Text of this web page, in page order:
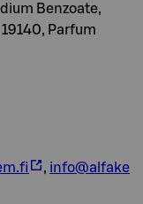
Benzoate,
Parfum
, info@alfake